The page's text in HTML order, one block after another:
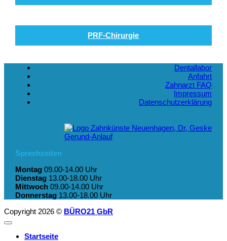
PRF-Chirurgie
Dentallabor
Anfahrt
Zahnarzt FAQ
Impressum
Datenschutzerklärung
Sprechzeiten
Montag 09.00-14.00 Uhr
Dienstag13.00-18.00 Uhr
Mittwoch 09.00-14.00 Uhr
Donnerstag13.00-18.00 Uhr
Copyright 2026 © BÜRO21 GbR
Startseite